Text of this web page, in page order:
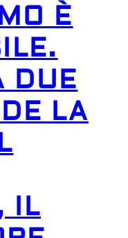
È
DUE
LA
IL